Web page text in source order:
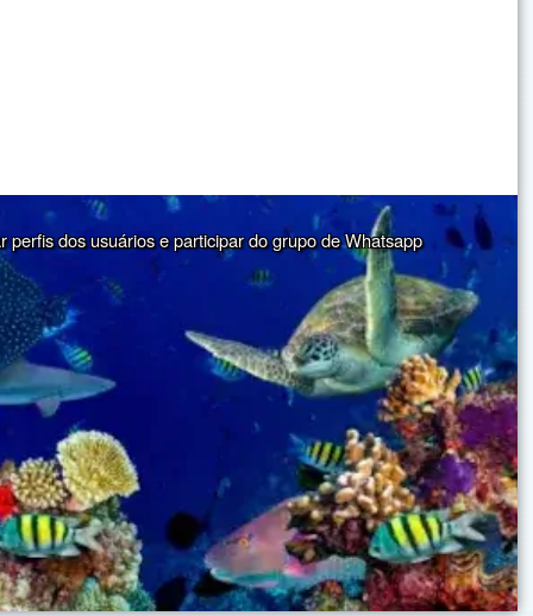
dos usuários e participar do grupo de Whatsapp